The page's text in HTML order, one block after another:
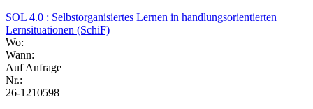
SOL 4.0 : Selbstorganisiertes Lernen in handlungsorientierten
Lernsituationen (SchiF)
Wo:
Wann:
Auf Anfrage
Nr.:
26-1210598